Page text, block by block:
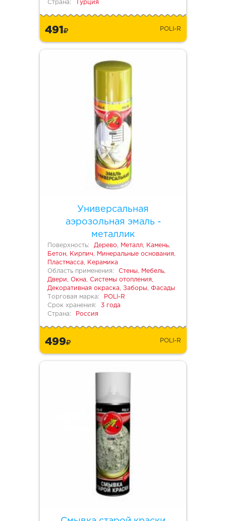
Страна: Турция
491 POLI-R
Универсальная
аэрозольная эмаль -
металлик
Поверхность:
Дерево, Металл, Камень,
Бетон, Кирпич, Минеральные основания,
Пластмасса, Керамика
Область применения:
Стены, Мебель,
Двери, Окна, Системы отопления,
Декоративная окраска, Заборы, Фасады
Торговая марка:
POLI-R
Срок хранения:
3 года
Страна:
Россия
499 POLI-R